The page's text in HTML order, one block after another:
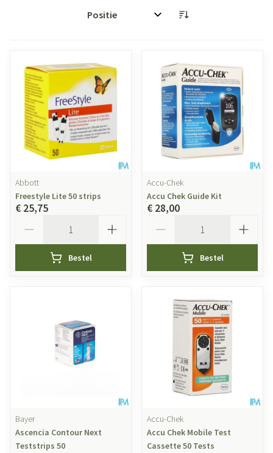
Sorteer op:
Abbott
Freestyle Lite 50 strips
€ 25,75
Bestel
Accu-Chek
Accu Chek Guide Kit
€ 28,00
Bestel
Bayer
Ascencia Contour Next
Teststrips 50
Accu-Chek
Accu Chek Mobile Test
Cassette 50 Tests